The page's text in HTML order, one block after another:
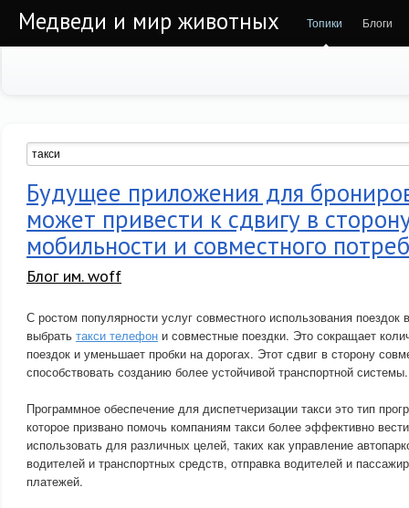
Медведи и мир животных Топики Блоги
Будущее приложения для
может привести к сдвигу в
мобильности и совместного
Блог им. woff
С ростом популярности услуг совместного использования
выбрать такси телефон и совместные поездки. Это сокращает
поездок и уменьшает пробки на дорогах. Этот сдвиг в сторону
способствовать созданию более устойчивой транспортной системы.
Программное обеспечение для диспетчеризации такси это тип
которое призвано помочь компаниям такси более эффективно
использовать для различных целей, таких как управление
водителей и транспортных средств, отправка водителей и
платежей.